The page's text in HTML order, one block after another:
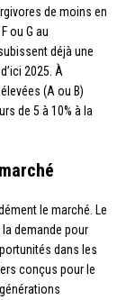
de moins en
ou G au
déjà une
2025. À
(A ou B)
de 5 à 10% à la
le marché. Le
demande pour
dans les
conçus pour le